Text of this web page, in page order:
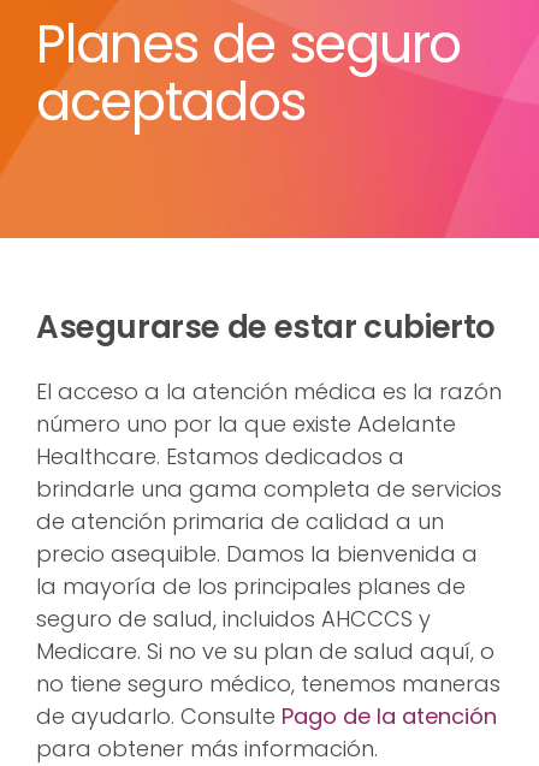
Planes de seguro
aceptados
Asegurarse de estar cubierto
El acceso a la atención médica es la razón
número uno por la que existe Adelante
Healthcare. Estamos dedicados a
brindarle una gama completa de servicios
de atención primaria de calidad a un
precio asequible. Damos la bienvenida a
la mayoría de los principales planes de
seguro de salud, incluidos AHCCCS y
Medicare. Si no ve su plan de salud aquí, o
no tiene seguro médico, tenemos maneras
de ayudarlo. Consulte Pago de la atención
para obtener más información.